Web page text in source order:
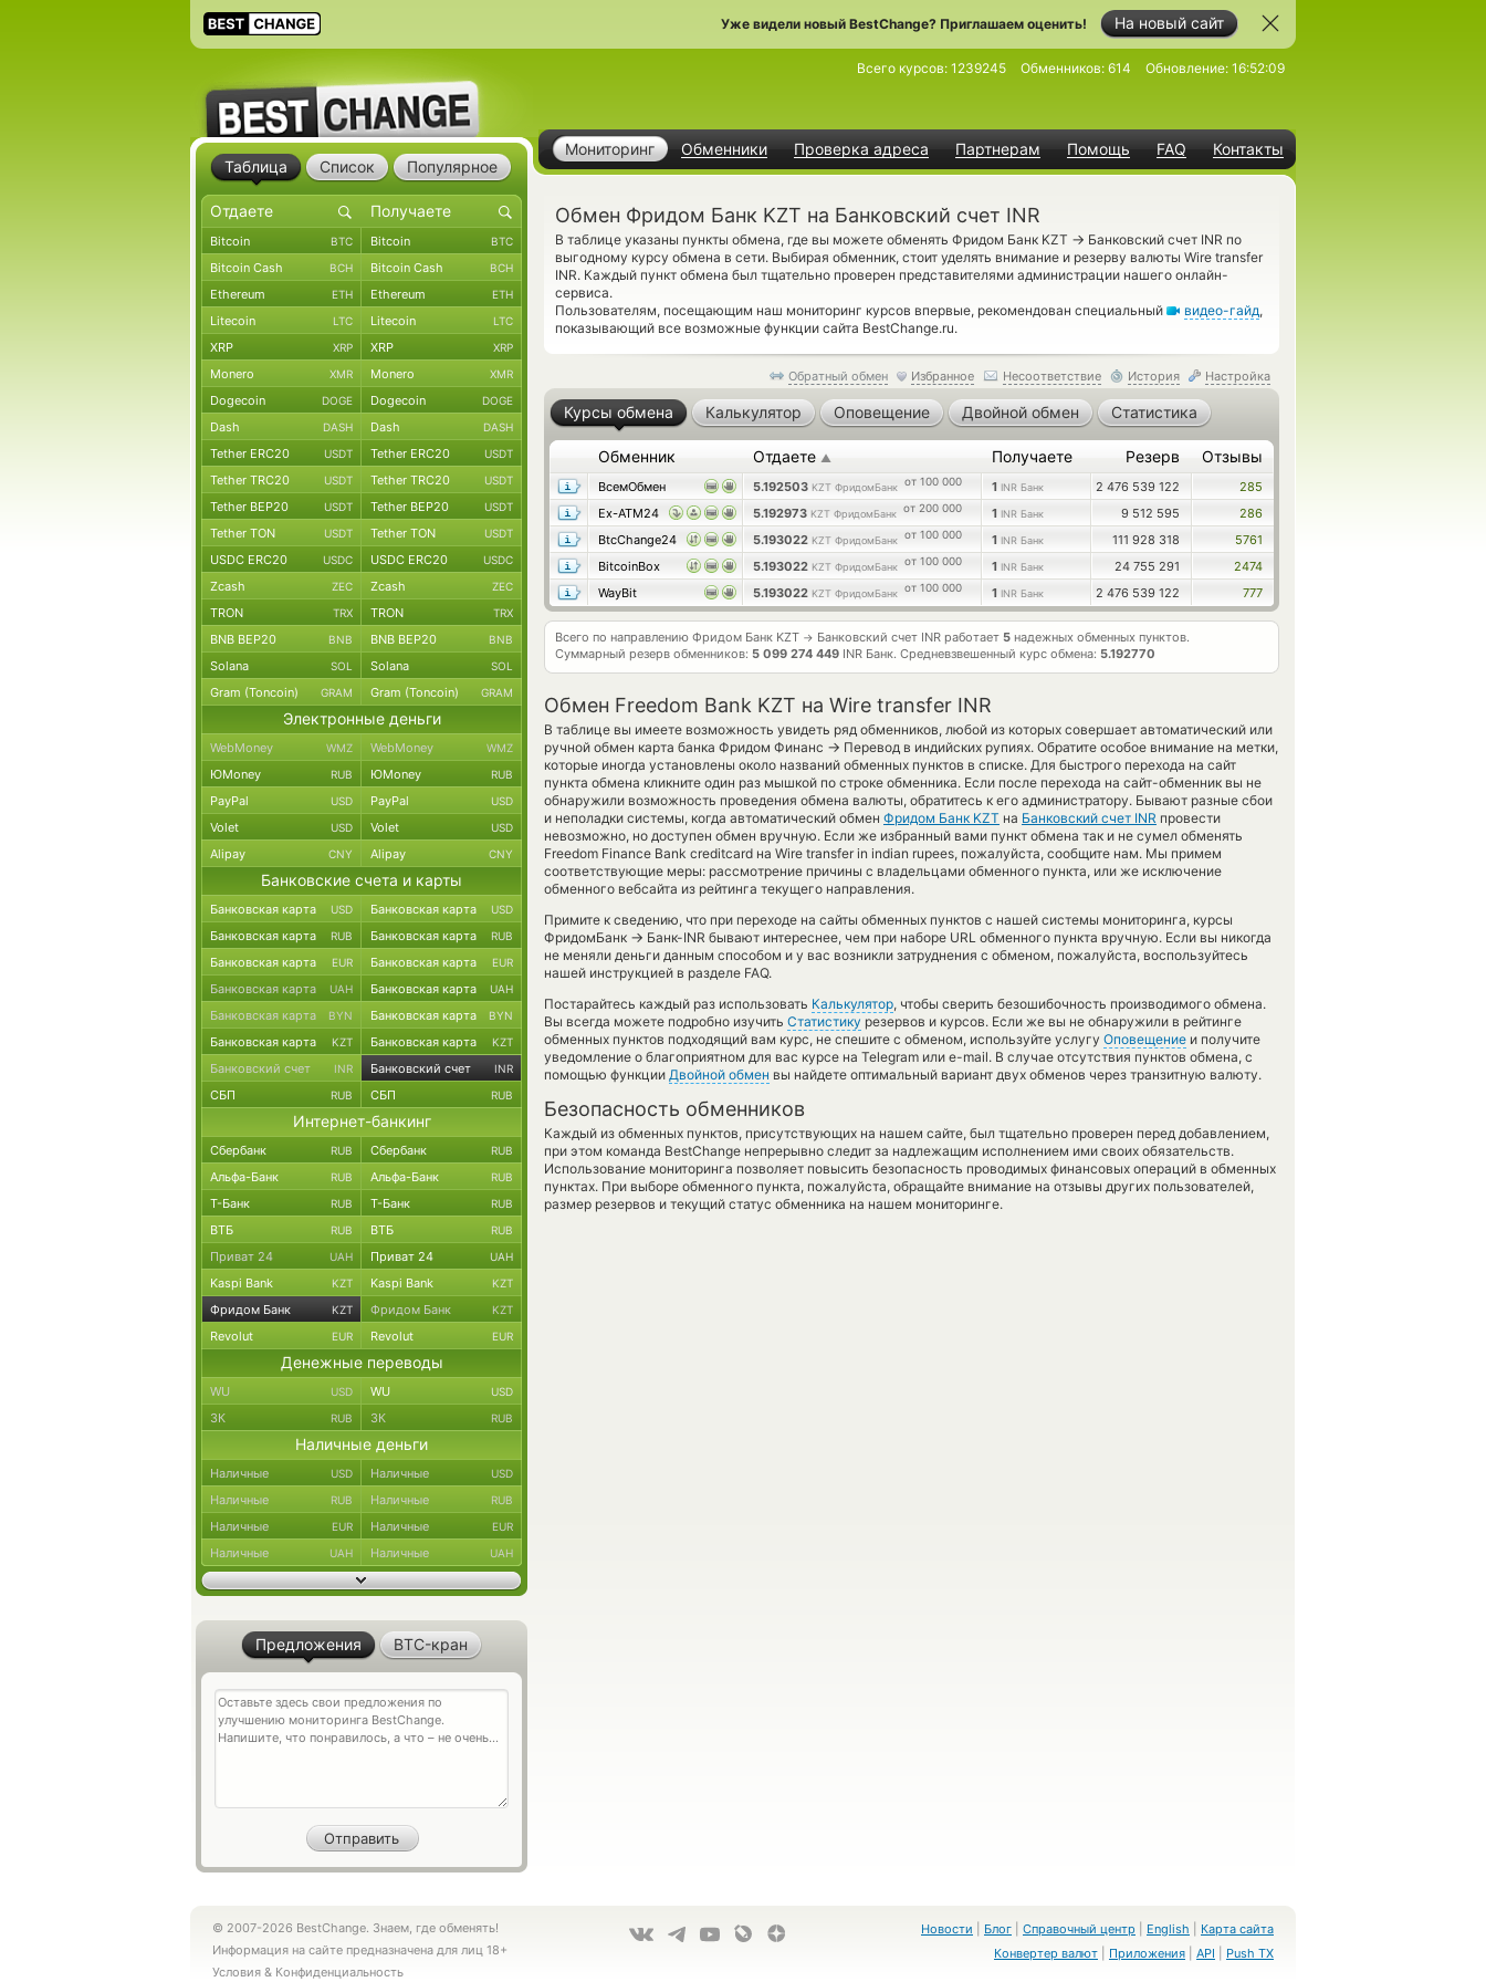
На новый сайт
Уже видели новый BestChange? Приглашаем оценить!
Мониторинг Обменники Проверка адреса Партнерам Помощь FAQ Контакты
Всего курсов: 1239245 Обменников: 614 Обновление: 16:52:09
Обмен Фридом Банк KZT на Банковский счет INR
В таблице указаны пункты обмена, где вы можете обменять Фридом Банк KZT → Банковский счет INR по
выгодному курсу обмена в сети. Выбирая обменник, стоит уделять внимание и резерву валюты Wire transfer
INR. Каждый пункт обмена был тщательно проверен представителями администрации нашего онлайн-
сервиса.
Пользователям, посещающим наш мониторинг курсов впервые, рекомендован специальный
видео-гайд,
показывающий все возможные функции сайта BestChange.ru.
Обратный обмен Избранное Несоответствие История Настройка
Курсы обмена Калькулятор Оповещение Двойной обмен Статистика
Обменник Отдаете ▲ Получаете Резерв Отзывы
ВсемОбмен 5.192503 KZT ФридомБанк от 100 000 1 INR Банк 2 476 539 122
285
Ex-ATM24
5.192973 KZT ФридомБанк от 200 000 1 INR Банк 9 512 595
286
BtcChange24
5.193022 KZT ФридомБанк от 100 000 1 INR Банк 111 928 318
5761
BitcoinBox
5.193022 KZT ФридомБанк от 100 000 1 INR Банк 24 755 291
2474
WayBit
5.193022 KZT ФридомБанк от 100 000 1 INR Банк 2 476 539 122 777
Всего по направлению Фридом Банк KZT → Банковский счет INR работает 5 надежных обменных пунктов.
Суммарный резерв обменников: 5 099 274 449 INR Банк. Средневзвешенный курс обмена: 5.192770
Обмен Freedom Bank KZT на Wire transfer INR
В таблице вы имеете возможность увидеть ряд обменников, любой из которых совершает автоматический или
ручной обмен карта банка Фридом Финанс → Перевод в индийских рупиях. Обратите особое внимание на метки,
которые иногда установлены около названий обменных пунктов в списке. Для быстрого перехода на сайт
пункта обмена кликните один раз мышкой по строке обменника. Если после перехода на сайт-обменник вы не
обнаружили возможность проведения обмена валюты, обратитесь к его администратору. Бывают разные сбои
и неполадки системы, когда автоматический обмен Фридом Банк KZT на Банковский счет INR провести
невозможно, но доступен обмен вручную. Если же избранный вами пункт обмена так и не сумел обменять
Freedom Finance Bank creditcard на Wire transfer in indian rupees, пожалуйста, сообщите нам. Мы примем
соответствующие меры: рассмотрение причины с владельцами обменного пункта, или же исключение
обменного вебсайта из рейтинга текущего направления.
Примите к сведению, что при переходе на сайты обменных пунктов с нашей системы мониторинга, курсы
ФридомБанк → Банк-INR бывают интереснее, чем при наборе URL обменного пункта вручную. Если вы никогда
не меняли деньги данным способом и у вас возникли затруднения с обменом, пожалуйста, воспользуйтесь
нашей инструкцией в разделе FAQ.
Постарайтесь каждый раз использовать Калькулятор, чтобы сверить безошибочность производимого обмена.
Вы всегда можете подробно изучить Статистику резервов и курсов. Если же вы не обнаружили в рейтинге
обменных пунктов подходящий вам курс, не спешите с обменом, используйте услугу Оповещение и получите
уведомление о благоприятном для вас курсе на Telegram или e-mail. В случае отсутствия пунктов обмена, с
помощью функции Двойной обмен вы найдете оптимальный вариант двух обменов через транзитную валюту.
Безопасность обменников
Каждый из обменных пунктов, присутствующих на нашем сайте, был тщательно проверен перед добавлением,
при этом команда BestChange непрерывно следит за надлежащим исполнением ими своих обязательств.
Использование мониторинга позволяет повысить безопасность проводимых финансовых операций в обменных
пунктах. При выборе обменного пункта, пожалуйста, обращайте внимание на отзывы других пользователей,
размер резервов и текущий статус обменника на нашем мониторинге.
Таблица Список Популярное
Bitcoin BTC Bitcoin BTC
Bitcoin Cash BCH Bitcoin Cash BCH
Ethereum ETH Ethereum ETH
Litecoin LTC Litecoin LTC
XRP XRP XRP XRP
Monero XMR Monero XMR
Dogecoin DOGE Dogecoin DOGE
Dash DASH Dash DASH
Tether ERC20 USDT Tether ERC20 USDT
Tether TRC20 USDT Tether TRC20 USDT
Tether BEP20 USDT Tether BEP20 USDT
Tether TON USDT Tether TON USDT
USDC ERC20 USDC USDC ERC20 USDC
Zcash ZEC Zcash ZEC
TRON TRX TRON TRX
BNB BEP20 BNB BNB BEP20 BNB
Solana SOL Solana SOL
Gram (Toncoin) GRAM Gram (Toncoin) GRAM
Электронные деньги
WebMoney WMZ WebMoney WMZ
ЮMoney RUB ЮMoney RUB
PayPal USD PayPal USD
Volet USD Volet USD
Alipay CNY Alipay CNY
Банковские счета и карты
Банковская карта USD Банковская карта USD
Банковская карта RUB Банковская карта RUB
Банковская карта EUR Банковская карта EUR
Банковская карта UAH Банковская карта UAH
Банковская карта BYN Банковская карта BYN
Банковская карта KZT Банковская карта KZT
Банковский счет INR Банковский счет INR
СБП RUB СБП RUB
Интернет-банкинг
Сбербанк RUB Сбербанк RUB
Альфа-Банк RUB Альфа-Банк RUB
Т-Банк RUB Т-Банк RUB
ВТБ RUB ВТБ RUB
Приват 24 UAH Приват 24 UAH
Kaspi Bank KZT Kaspi Bank KZT
Фридом Банк KZT Фридом Банк KZT
Revolut EUR Revolut EUR
Денежные переводы
WU USD WU USD
ЗК RUB ЗК RUB
Наличные деньги
Наличные USD Наличные USD
Наличные RUB Наличные RUB
Наличные EUR Наличные EUR
Наличные UAH Наличные UAH
Предложения BTC-кран
© 2007-2026 BestChange. Знаем, где обменять!
Информация на сайте предназначена для лиц 18+
Условия & Конфиденциальность
Новости Блог Справочный центр English
Карта сайта
Конвертер валют
Приложения API Push TX